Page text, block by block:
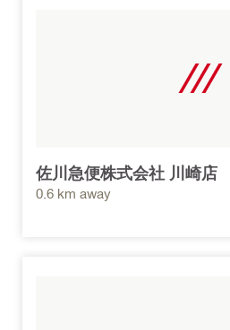
佐川急便株式会社 川崎店
0.6 km away